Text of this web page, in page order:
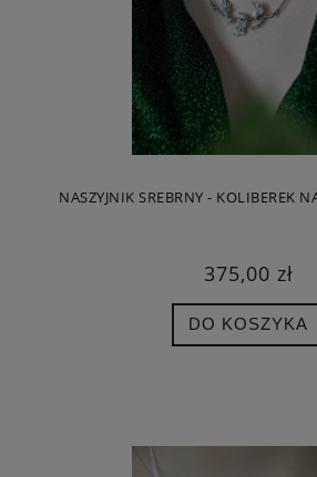
NASZYJNIK SREBRNY - KOLIBEREK
375,00 zł
DO KOSZYKA